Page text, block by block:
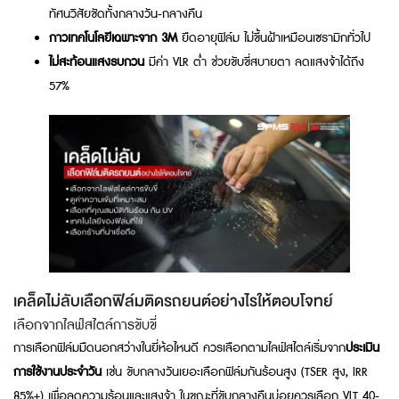
ทัศนวิสัยชัดทั้งกลางวัน-กลางคืน
กาวเทคโนโลยีเฉพาะจาก 3M ยืดอายุฟิล์ม ไม่ขึ้นฝ้าเหมือนเซรามิกทั่วไป
ไม่สะท้อนแสงรบกวนมีค่า VLR ต่ำ ช่วยขับขี่สบายตา ลดแสงจ้าได้ถึง
57%
เคล็ดไม่ลับเลือกฟิล์มติดรถยนต์อย่างไรให้ตอบโจทย์
เลือกจากไลฟ์สไตล์การขับขี่
การเลือกฟิล์มมืดนอกสว่างในยี่ห้อไหนดี ควรเลือกตามไลฟ์สไตล์เริ่มจากประเมิน
การใช้งานประจำวันเช่น ขับกลางวันเยอะเลือกฟิล์มกันร้อนสูง (TSER สูง, IRR